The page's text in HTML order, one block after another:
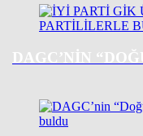
DAGC’NIN